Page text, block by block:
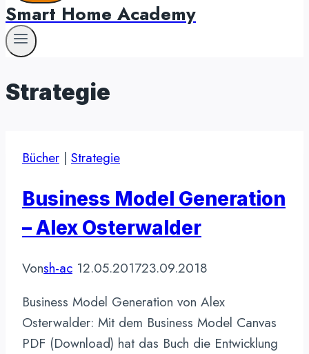
Smart Home Academy
Strategie
Bücher | Strategie
Business Model Generation
– Alex Osterwalder
Vonsh-ac 12.05.201723.09.2018
Business Model Generation von Alex
Osterwalder: Mit dem Business Model Canvas
PDF (Download) hat das Buch die Entwicklung